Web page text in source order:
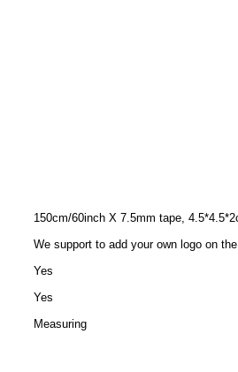
150cm/60inch X 7.5mm tape,
We support to add your own logo on
Yes
Yes
Measuring